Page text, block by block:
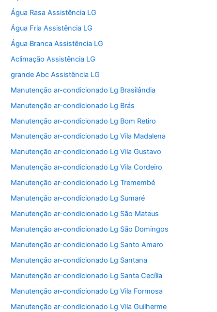
Água Rasa Assistência LG
Água Fria Assistência LG
Água Branca Assistência LG
Aclimação Assistência LG
grande Abc Assistência LG
Manutenção ar-condicionado Lg Brasilândia
Manutenção ar-condicionado Lg Brás
Manutenção ar-condicionado Lg Bom Retiro
Manutenção ar-condicionado Lg Vila Madalena
Manutenção ar-condicionado Lg Vila Gustavo
Manutenção ar-condicionado Lg Vila Cordeiro
Manutenção ar-condicionado Lg Tremembé
Manutenção ar-condicionado Lg Sumaré
Manutenção ar-condicionado Lg São Mateus
Manutenção ar-condicionado Lg São Domingos
Manutenção ar-condicionado Lg Santo Amaro
Manutenção ar-condicionado Lg Santana
Manutenção ar-condicionado Lg Santa Cecília
Manutenção ar-condicionado Lg Vila Formosa
Manutenção ar-condicionado Lg Vila Guilherme